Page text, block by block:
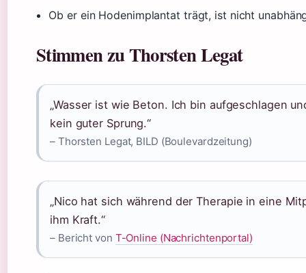
Ob er ein Hodenimplantat trägt, ist nicht
Stimmen zu Thorsten Legat
„Wasser ist wie Beton. Ich bin aufgeschlagen
kein guter Sprung.“
– Thorsten Legat, BILD (Boulevardzeitung)
„Nico hat sich während der Therapie in eine
ihm Kraft.“
– Bericht von T-Online (Nachrichtenportal)